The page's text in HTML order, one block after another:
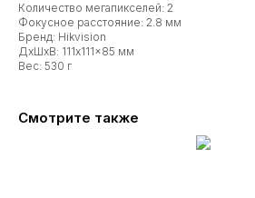
Количество мегапикселей: 2
Фокусное расстояние: 2.8 мм
Бренд: Hikvision
ДxШxВ: 111x111x85 мм
Вес: 530 г
Смотрите также